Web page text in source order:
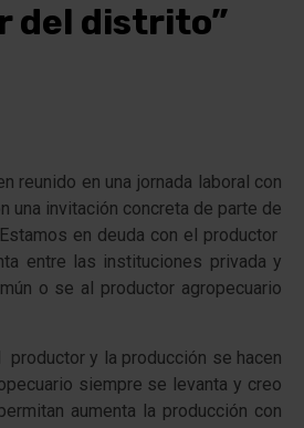
del distrito”
reunido en una jornada laboral con
una invitación concreta de parte de
en deuda con el productor
entre las instituciones privada y
o se al productor agropecuario
y la producción se hacen
siempre se levanta y creo
aumenta la producción con